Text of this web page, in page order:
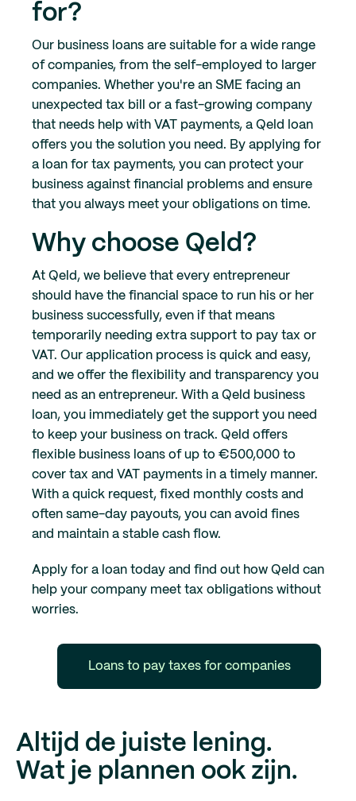
for?
Our business loans are suitable for a wide range
of companies, from the self-employed to larger
companies. Whether you're an SME facing an
unexpected tax bill or a fast-growing company
that needs help with VAT payments, a Qeld loan
offers you the solution you need. By applying for
a loan for tax payments, you can protect your
business against financial problems and ensure
that you always meet your obligations on time.
Why choose Qeld?
At Qeld, we believe that every entrepreneur
should have the financial space to run his or her
business successfully, even if that means
temporarily needing extra support to pay tax or
VAT. Our application process is quick and easy,
and we offer the flexibility and transparency you
need as an entrepreneur. With a Qeld business
loan, you immediately get the support you need
to keep your business on track. Qeld offers
flexible business loans of up to €500,000 to
cover tax and VAT payments in a timely manner.
With a quick request, fixed monthly costs and
often same-day payouts, you can avoid fines
and maintain a stable cash flow.
Apply for a loan today and find out how Qeld can
help your company meet tax obligations without
worries.
Loans to pay taxes for companies
Altijd de juiste lening.
Wat je plannen ook zijn.